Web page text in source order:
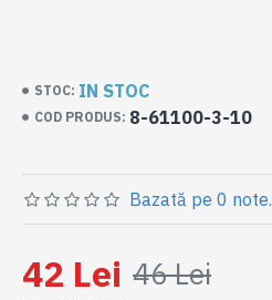
STOC: IN STOC
COD PRODUS: 8-61100-3-10
Bazată pe 0 note.
42 Lei 46 Lei